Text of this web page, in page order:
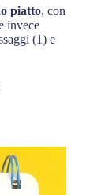
piatto, con
invece
(1) e